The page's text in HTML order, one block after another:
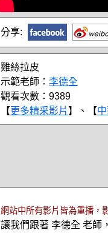
分享:
雞絲拉皮
示範老師： 李德全
觀看次數：9389
【更多精采影片 】、【
網站中所有影片皆為重播，
讓我們跟著 李德全 老師